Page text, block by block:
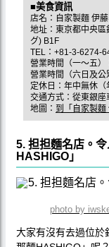
■美食資訊
店名：自家製麵 伊
地址：東京都中央
グ) B1F
TEL：+81-3-6274-
營業時間（一～五
營業時間（六日及
定休日：年中無休（
交通方式：從東銀
地圖： 到「自家製麵
5. 担担麵名店。
HASHIGO」
photo by
大家有沒有去過位於